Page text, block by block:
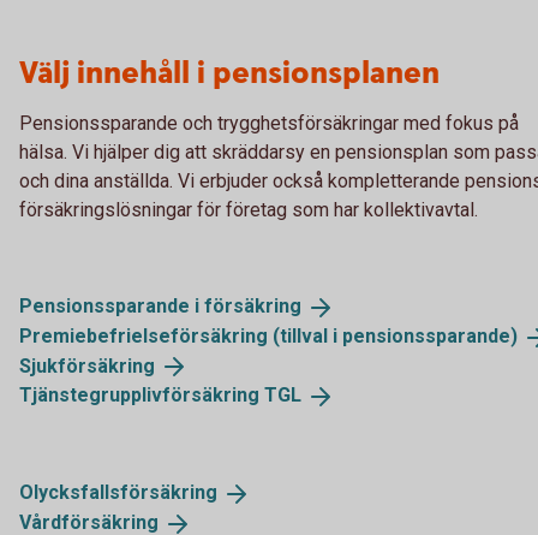
Välj innehåll i pensionsplanen
Pensionssparande och trygghetsförsäkringar med fokus på
hälsa. Vi hjälper dig att skräddarsy en pensionsplan som
och dina anställda. Vi erbjuder också kompletterande
försäkringslösningar för företag som har kollektivavtal.
Pensionssparande i försäkring
Premiebefrielseförsäkring (tillval i pensionssparande)
Sjukförsäkring
Tjänstegrupplivförsäkring TGL
Olycksfallsförsäkring
Vårdförsäkring